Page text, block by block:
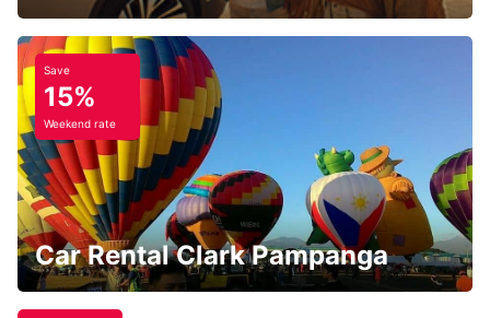
Save
15%
Weekend rate
Car Rental Clark Pampanga